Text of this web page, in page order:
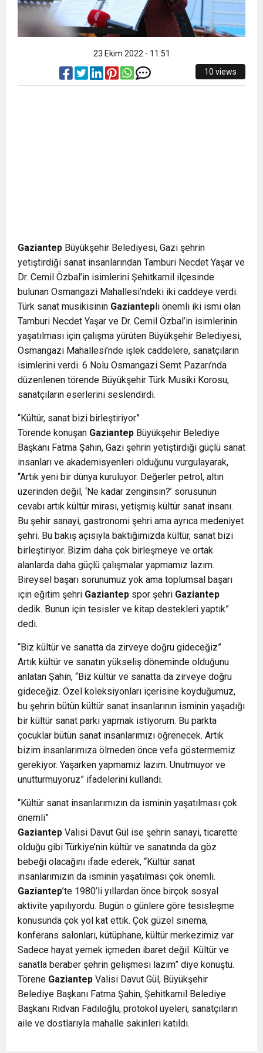
23 Ekim 2022 - 11:51
10 views
Gaziantep Büyükşehir Belediyesi, Gazi şehrin
yetiştirdiği sanat insanlarından Tamburi Necdet Yaşar ve
Dr. Cemil Özbal’in isimlerini Şehitkamil ilçesinde
bulunan Osmangazi Mahallesi’ndeki iki caddeye verdi.
Türk sanat musikisinin Gaziantepli önemli iki ismi olan
Tamburi Necdet Yaşar ve Dr. Cemil Özbal’in isimlerinin
yaşatılması için çalışma yürüten Büyükşehir Belediyesi,
Osmangazi Mahallesi’nde işlek caddelere, sanatçıların
isimlerini verdi. 6 Nolu Osmangazi Semt Pazarı’nda
düzenlenen törende Büyükşehir Türk Musiki Korosu,
sanatçıların eserlerini seslendirdi.
“Kültür, sanat bizi birleştiriyor”
Törende konuşan Gaziantep Büyükşehir Belediye
Başkanı Fatma Şahin, Gazi şehrin yetiştirdiği güçlü sanat
insanları ve akademisyenleri olduğunu vurgulayarak,
“Artık yeni bir dünya kuruluyor. Değerler petrol, altın
üzerinden değil, ‘Ne kadar zenginsin?’ sorusunun
cevabı artık kültür mirası, yetişmiş kültür sanat insanı.
Bu şehir sanayi, gastronomi şehri ama ayrıca medeniyet
şehri. Bu bakış açısıyla baktığımızda kültür, sanat bizi
birleştiriyor. Bizim daha çok birleşmeye ve ortak
alanlarda daha güçlü çalışmalar yapmamız lazım.
Bireysel başarı sorunumuz yok ama toplumsal başarı
için eğitim şehri Gaziantep spor şehri Gaziantep
dedik. Bunun için tesisler ve kitap destekleri yaptık”
dedi.
“Biz kültür ve sanatta da zirveye doğru gideceğiz”
Artık kültür ve sanatın yükseliş döneminde olduğunu
anlatan Şahin, “Biz kültür ve sanatta da zirveye doğru
gideceğiz. Özel koleksiyonları içerisine koyduğumuz,
bu şehrin bütün kültür sanat insanlarının isminin yaşadığı
bir kültür sanat parkı yapmak istiyorum. Bu parkta
çocuklar bütün sanat insanlarımızı öğrenecek. Artık
bizim insanlarımıza ölmeden önce vefa göstermemiz
gerekiyor. Yaşarken yapmamız lazım. Unutmuyor ve
unutturmuyoruz” ifadelerini kullandı.
“Kültür sanat insanlarımızın da isminin yaşatılması çok
önemli”
Gaziantep Valisi Davut Gül ise şehrin sanayi, ticarette
olduğu gibi Türkiye’nin kültür ve sanatında da göz
bebeği olacağını ifade ederek, “Kültür sanat
insanlarımızın da isminin yaşatılması çok önemli.
Gaziantep’te 1980’li yıllardan önce birçok sosyal
aktivite yapılıyordu. Bugün o günlere göre tesisleşme
konusunda çok yol kat ettik. Çok güzel sinema,
konferans salonları, kütüphane, kültür merkezimiz var.
Sadece hayat yemek içmeden ibaret değil. Kültür ve
sanatla beraber şehrin gelişmesi lazım” diye konuştu.
Törene Gaziantep Valisi Davut Gül, Büyükşehir
Belediye Başkanı Fatma Şahin, Şehitkamil Belediye
Başkanı Rıdvan Fadıloğlu, protokol üyeleri, sanatçıların
aile ve dostlarıyla mahalle sakinleri katıldı.